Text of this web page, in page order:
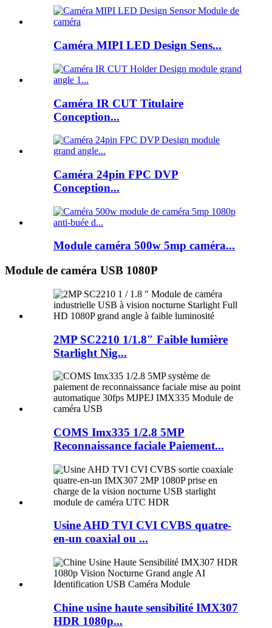
Caméra MIPI LED Design Sens...
Caméra IR CUT Titulaire
Conception...
Caméra 24pin FPC DVP
Conception...
Module caméra 500w 5mp caméra...
Module de caméra USB 1080P
2MP SC2210 1/1.8″ Faible lumière
Starlight Nig...
COMS Imx335 1/2.8 5MP
Reconnaissance faciale Paiement...
Usine AHD TVI CVI CVBS quatre-
en-un coaxial ou ...
Chine usine haute sensibilité IMX307
HDR 1080p...